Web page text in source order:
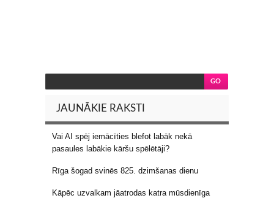
JAUNĀKIE RAKSTI
Vai AI spēj iemācīties blefot labāk nekā
pasaules labākie kāršu spēlētāji?
Rīga šogad svinēs 825. dzimšanas dienu
Kāpēc uzvalkam jāatrodas katra mūsdienīga